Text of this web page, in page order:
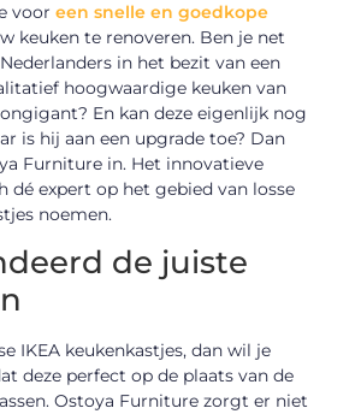
vooreen snelle en goedkope
keuken te renoveren. Ben je net
in het bezit van een
hoogwaardige keuken van
En kan deze eigenlijk nog
is hij aan een upgrade toe? Dan
Furniture in. Het innovatieve
dé expert op het gebied van losse
noemen.
de juiste
IKEA keukenkastjes, dan wil je
deze perfect op de plaats van de
Ostoya Furniture zorgt er niet